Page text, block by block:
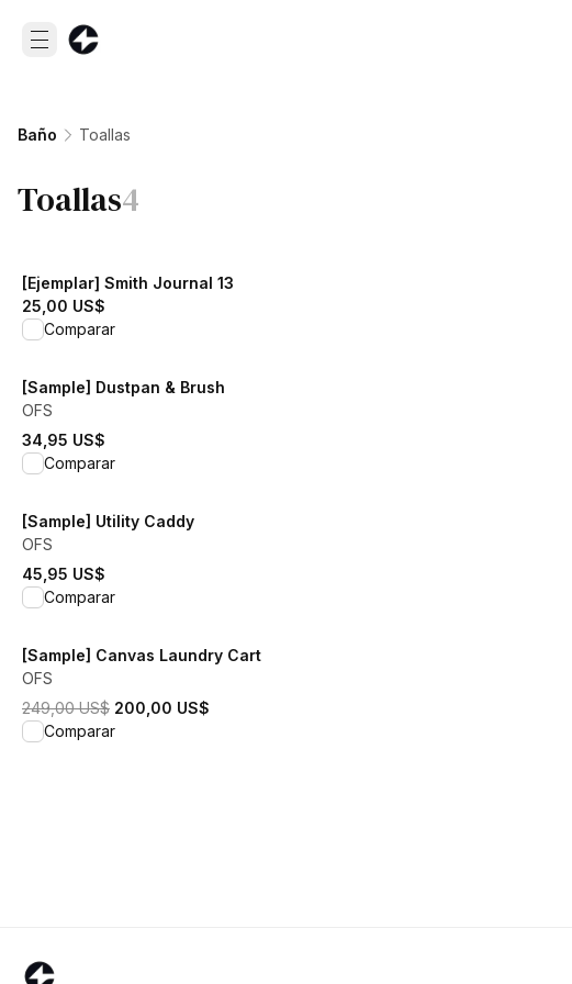
Baño Toallas
Toallas4
[Ejemplar] Smith Journal 13
25,00 US$
View product
Comparar
[Sample] Dustpan & Brush
OFS
34,95 US$
View product
Comparar
[Sample] Utility Caddy
OFS
45,95 US$
View product
Comparar
[Sample] Canvas Laundry Cart
OFS
El precio original era 249,00 US$.
249,00 US$ El precio actual es 200,00 US$.
200,00 US$
View product
Comparar